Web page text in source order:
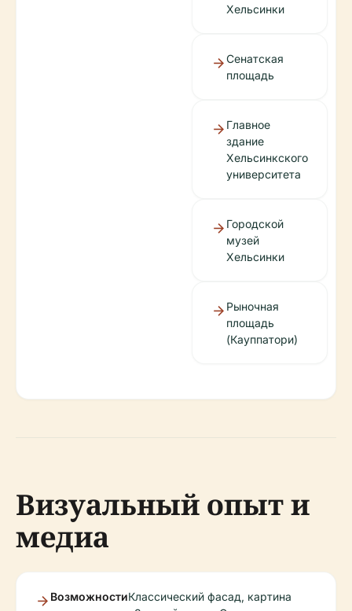
Хельсинки
Сенатская
площадь
Главное
здание
Хельсинкского
университета
Городской
музей
Хельсинки
Рыночная
площадь
(Кауппатори)
Визуальный опыт и
медиа
ВозможностиКлассический фасад, картина